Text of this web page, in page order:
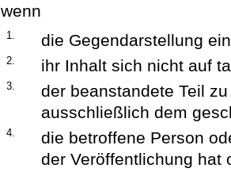
wenn
1. die Gegendarstellung
2. ihr Inhalt sich nicht auf
3.
der beanstandete Teil
ausschließlich dem
4.
die betroffene Person
der Veröffentlichung hat